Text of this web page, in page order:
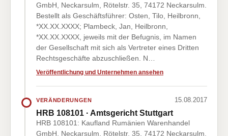
GmbH, Neckarsulm, Rötelstr. 35, 74172 Neckarsulm.
Bestellt als Geschäftsführer: Osten, Tilo, Heilbronn,
*XX.XX.XXXX; Plambeck, Jan, Heilbronn,
*XX.XX.XXXX, jeweils mit der Befugnis, im Namen
der Gesellschaft mit sich als Vertreter eines Dritten
Rechtsgeschäfte abzuschließen. N…
Veröffentlichung und Unternehmen ansehen
VERÄNDERUNGEN 15.08.2017
HRB 108101 · Amtsgericht Stuttgart
HRB 108101: Kaufland Rumänien Warenhandel
GmbH, Neckarsulm, Rötelstr. 35, 74172 Neckarsulm.